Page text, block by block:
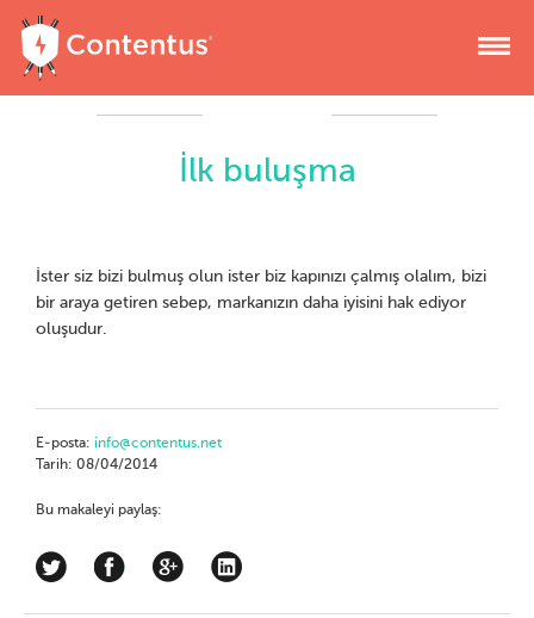
İlk buluşma
İster siz bizi bulmuş olun ister biz kapınızı çalmış olalım, bizi
bir araya getiren sebep, markanızın daha iyisini hak ediyor
oluşudur.
E-posta: info@contentus.net
Tarih: 08/04/2014
Bu makaleyi paylaş: